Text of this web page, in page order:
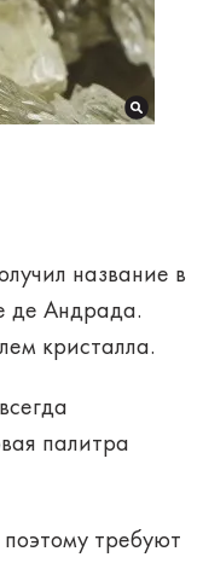
название в
де Андрада.
кристалла.
палитра
требуют